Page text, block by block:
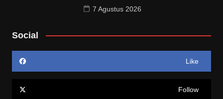
7 Agustus 2026
Social
Like
Follow